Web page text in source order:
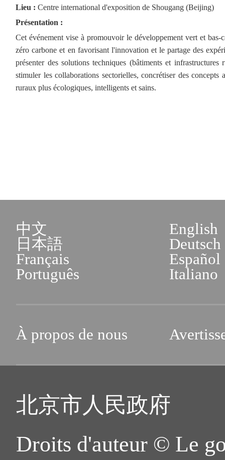
Lieu : Centre international d'exposition de Shougang (Beijing)
Présentation :
Cet événement vise à promouvoir le développement vert et
zéro carbone et en favorisant l'innovation et le partage des
présenter des solutions techniques (bâtiments et
stimuler les collaborations sectorielles, concrétiser des
ruraux plus écologiques, intelligents et sains.
中文
English
日本語
Deutsch
Français
Español
Português
Italiano
À propos de nous
北京市人民政府
Droits d'auteur © Le